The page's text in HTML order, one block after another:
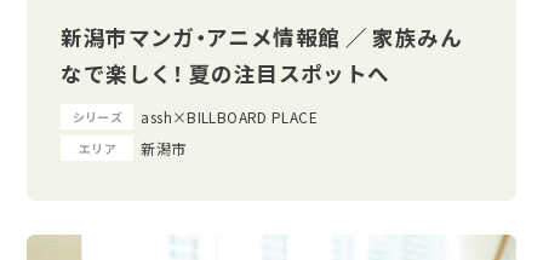
新潟市マンガ・アニメ情報館 ／ 家族みん
なで楽しく！ 夏の注目スポットへ
シリーズ assh×BILLBOARD PLACE
エリア 新潟市